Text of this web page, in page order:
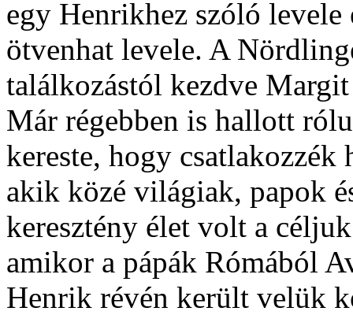
egy Henrikhez szóló
ötvenhat levele. A
találkozástól kezdve
Már régebben is hallott
kereste, hogy
akik közé világiak, papok
keresztény élet volt a
amikor a pápák Rómából
Henrik révén került velük